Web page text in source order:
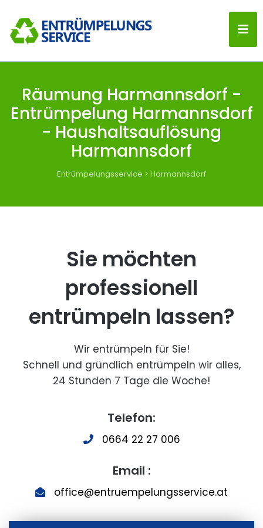
Räumung Harmannsdorf -
Entrümpelung Harmannsdorf
- Haushaltsauflösung
Harmannsdorf
Entrümpelungsservice > Harmannsdorf
Sie möchten
professionell
entrümpeln lassen?
Wir entrümpeln für Sie!
Schnell und gründlich entrümpeln wir alles,
24 Stunden 7 Tage die Woche!
Telefon:
0664 22 27 006
Email :
office@entruempelungsservice.at